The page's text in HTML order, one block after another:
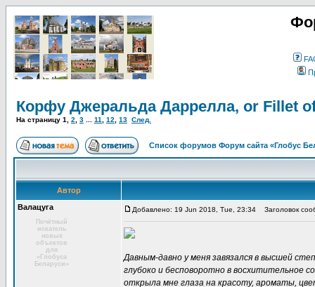
Корфу Джеральда Даррелла, or Fillet
На страницу 1 2 3 11 12 13 След.
Список форумов Форум сайта «Глобус
Автор
Валацуга
Почётный
искатель
новых
объектов
для
«Глобуса
Беларуси»
Добавлено: 19 Jun 2018, Tue, 23:34 Заголовок
Давным-давно у меня завязался в высшей
глубоко и бесповоротно в восхитительное
открыла мне глаза на красоту, ароматы,